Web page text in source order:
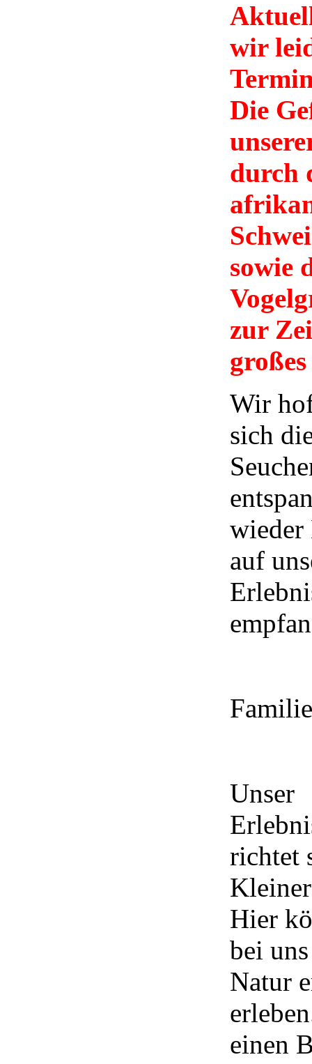
wir
Die
durch
sowie
zur
Wir
sich
wieder
auf
Unser
richtet
Hier
bei
Natur
einen